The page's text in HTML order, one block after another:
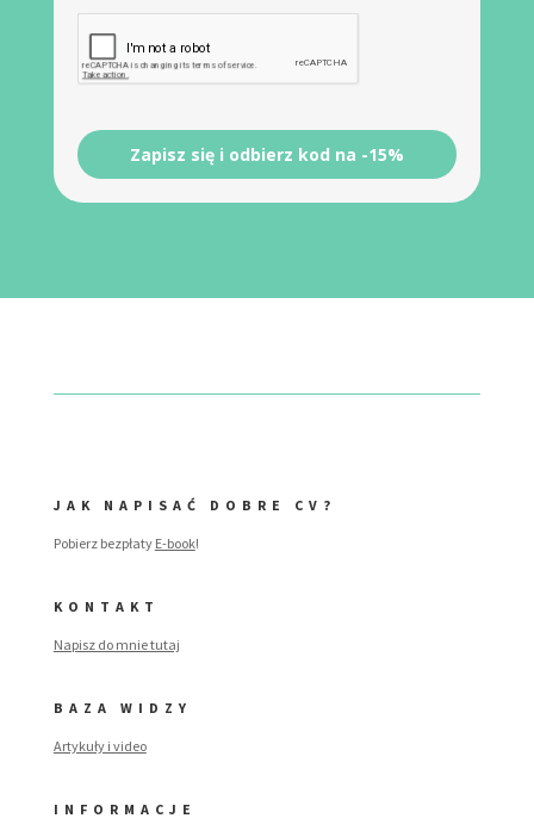
Zapisz się i odbierz kod na -15%
JAK NAPISAĆ DOBRE CV?
Pobierz bezpłaty E-book!
KONTAKT
Napisz do mnie tutaj
BAZA WIDZY
Artykuły i video
INFORMACJE